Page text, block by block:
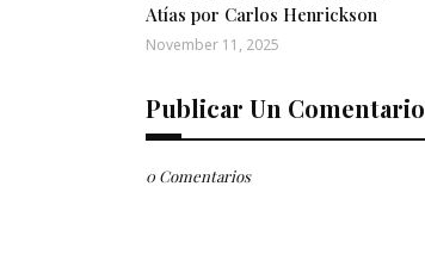
Atías por Carlos Henrickson
November 11, 2025
Publicar Un Comentario
0 Comentarios